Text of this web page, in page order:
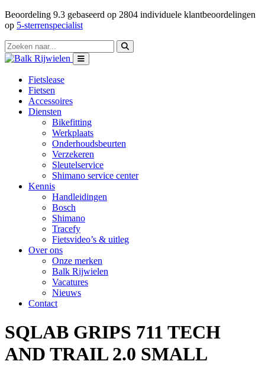
Beoordeling 9.3 gebaseerd op 2804 individuele klantbeoordelingen
op 5-sterrenspecialist
Fietslease
Fietsen
Accessoires
Diensten
Bikefitting
Werkplaats
Onderhoudsbeurten
Verzekeren
Sleutelservice
Shimano service center
Kennis
Handleidingen
Bosch
Shimano
Tracefy
Fietsvideo’s & uitleg
Over ons
Onze merken
Balk Rijwielen
Vacatures
Nieuws
Contact
SQLAB GRIPS 711 TECH
AND TRAIL 2.0 SMALL